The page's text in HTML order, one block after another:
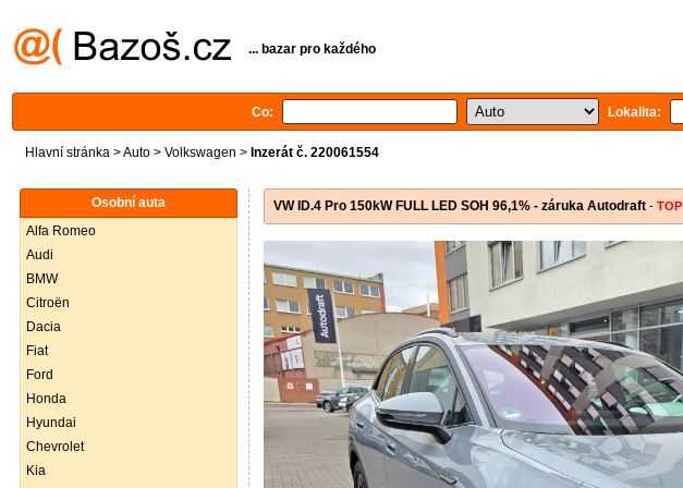
... bazar pro každého
Co: Lokalita:
Hlavní stránka >Auto > Volkswagen > Inzerát č. 220061554
Osobní auta
Alfa Romeo
Audi
BMW
Citroën
Dacia
Fiat
Ford
Honda
Hyundai
Chevrolet
Kia
VW ID.4 Pro 150kW FULL LED SOH 96,1% - záruka Autodraft - TOP